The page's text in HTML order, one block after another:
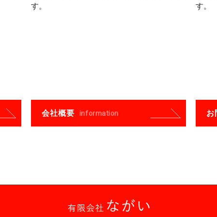
す。
す。
会社概要 information お